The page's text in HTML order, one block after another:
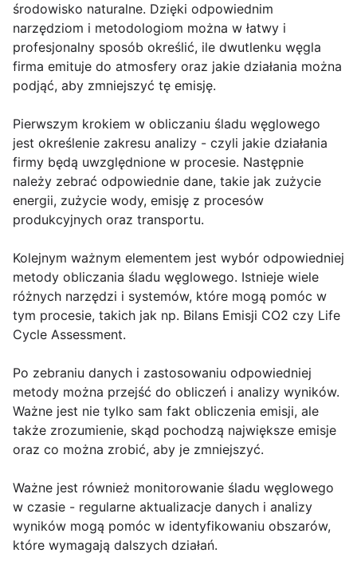
środowisko naturalne. Dzięki odpowiednim
narzędziom i metodologiom można w łatwy i
profesjonalny sposób określić, ile dwutlenku węgla
firma emituje do atmosfery oraz jakie działania można
podjąć, aby zmniejszyć tę emisję.
Pierwszym krokiem w obliczaniu śladu węglowego
jest określenie zakresu analizy - czyli jakie działania
firmy będą uwzględnione w procesie. Następnie
należy zebrać odpowiednie dane, takie jak zużycie
energii, zużycie wody, emisję z procesów
produkcyjnych oraz transportu.
Kolejnym ważnym elementem jest wybór odpowiedniej
metody obliczania śladu węglowego. Istnieje wiele
różnych narzędzi i systemów, które mogą pomóc w
tym procesie, takich jak np. Bilans Emisji CO2 czy Life
Cycle Assessment.
Po zebraniu danych i zastosowaniu odpowiedniej
metody można przejść do obliczeń i analizy wyników.
Ważne jest nie tylko sam fakt obliczenia emisji, ale
także zrozumienie, skąd pochodzą największe emisje
oraz co można zrobić, aby je zmniejszyć.
Ważne jest również monitorowanie śladu węglowego
w czasie - regularne aktualizacje danych i analizy
wyników mogą pomóc w identyfikowaniu obszarów,
które wymagają dalszych działań.